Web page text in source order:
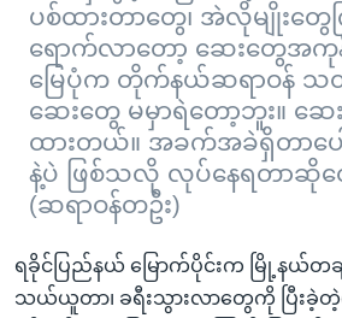
ပစ်ထားတာတွေ၊ အဲလိုမျိုးတွ
ရောက်လာတော့ ဆေးတွေအကုန်
မြေပုံက တိုက်နယ်ဆရာဝန် သတ
ဆေးတွေ မမှာရဲတော့ဘူး။ ဆေ
ထားတယ်။ အခက်အခဲရှိတာပေ
နဲ့ပဲ ဖြစ်သလို လုပ်နေရတာဆိုတ
(ဆရာဝန်တဦး)
ရခိုင်ပြည်နယ် မြောက်ပိုင်းက မြို့နယ်တခ
သယ်ယူတာ၊ ခရီးသွားလာတွေကို ပြီးခဲ့